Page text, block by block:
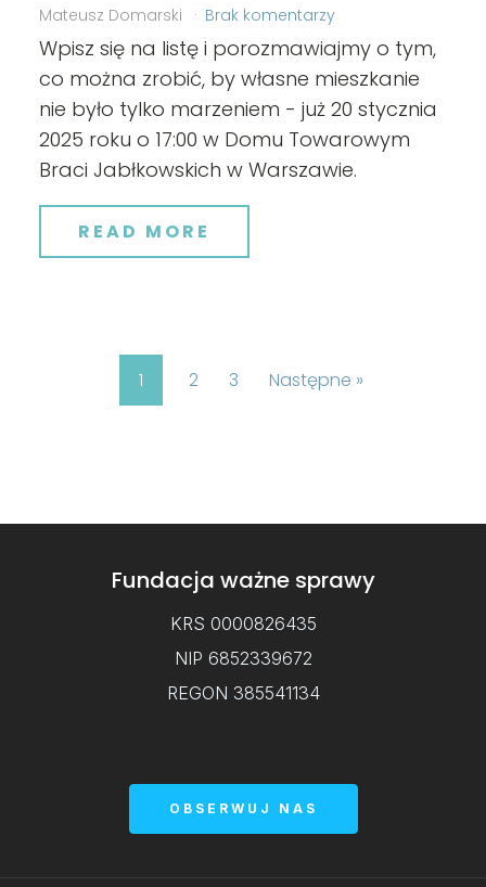
Mateusz Domarski Brak komentarzy
Wpisz się na listę i porozmawiajmy o tym,
co można zrobić, by własne mieszkanie
nie było tylko marzeniem - już 20 stycznia
2025 roku o 17:00 w Domu Towarowym
Braci Jabłkowskich w Warszawie.
READ MORE
1 2 3 Następne »
Fundacja ważne sprawy
KRS 0000826435
NIP 6852339672
REGON 385541134
OBSERWUJ NAS